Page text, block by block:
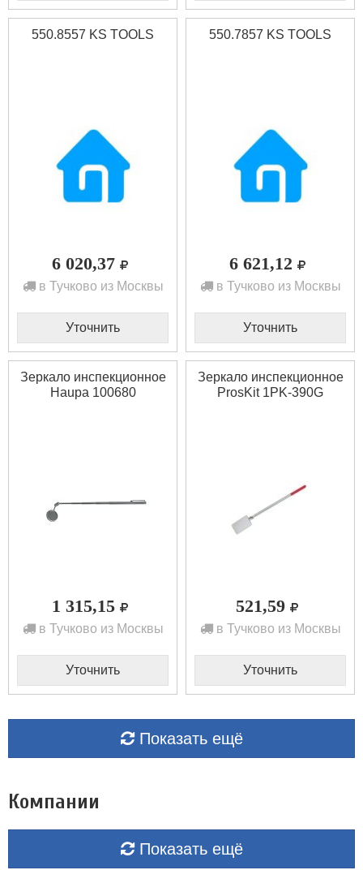
550.8557 KS TOOLS
6 020,37
в Тучково из Москвы
Уточнить
550.7857 KS TOOLS
6 621,12
в Тучково из Москвы
Уточнить
Зеркало инспекционное
Haupa 100680
1 315,15
в Тучково из Москвы
Уточнить
Зеркало инспекционное
ProsKit 1PK-390G
521,59
в Тучково из Москвы
Уточнить
Показать ещё
Компании
Показать ещё